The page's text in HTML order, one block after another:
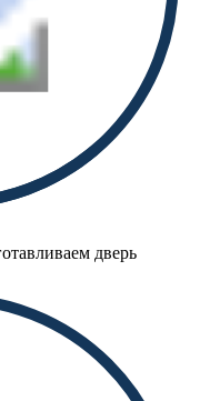
дверь